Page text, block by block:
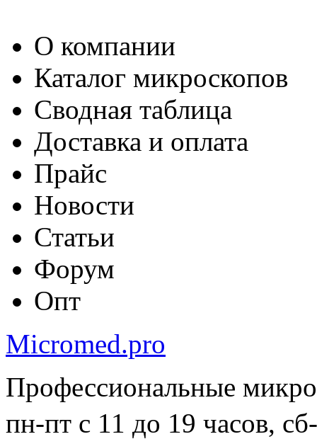
О компании
Каталог микроскопов
Сводная таблица
Доставка и оплата
Прайс
Новости
Статьи
Форум
Опт
Micromed.pro
Профессиональные
пн-пт с 11 до 19 часов,